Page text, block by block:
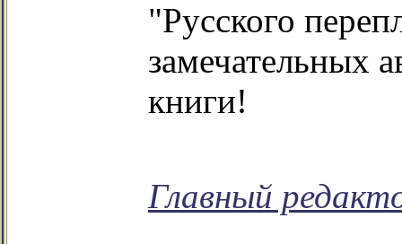
"Русского
замечательных
книги!
Главный